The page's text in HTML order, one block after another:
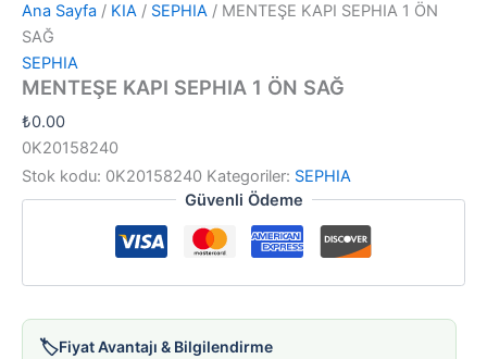
Ana Sayfa / KIA / SEPHIA / MENTEŞE KAPI SEPHIA 1 ÖN
SAĞ
SEPHIA
MENTEŞE KAPI SEPHIA 1 ÖN SAĞ
₺0.00
0K20158240
Stok kodu: 0K20158240 Kategoriler: SEPHIA
Güvenli Ödeme
🏷️Fiyat Avantajı & Bilgilendirme